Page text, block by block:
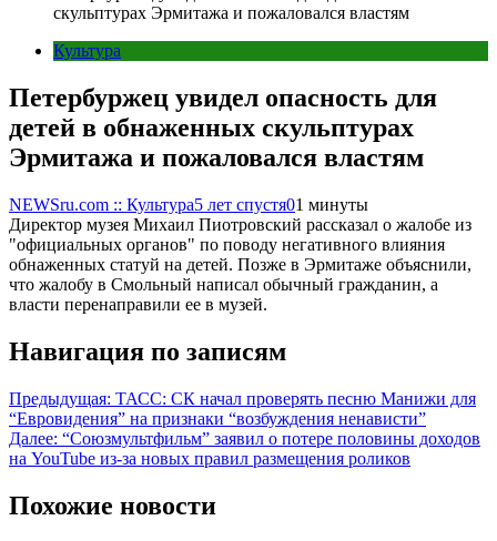
скульптурах Эрмитажа и пожаловался властям
Культура
Петербуржец увидел опасность для
детей в обнаженных скульптурах
Эрмитажа и пожаловался властям
NEWSru.com :: Культура5 лет спустя01 минуты
Директор музея Михаил Пиотровский рассказал о жалобе из
"официальных органов" по поводу негативного влияния
обнаженных статуй на детей. Позже в Эрмитаже объяснили,
что жалобу в Смольный написал обычный гражданин, а
власти перенаправили ее в музей.
Навигация по записям
Предыдущая: ТАСС: СК начал проверять песню Манижи для
“Евровидения” на признаки “возбуждения ненависти”
Далее: “Союзмультфильм” заявил о потере половины доходов
на YouTube из-за новых правил размещения роликов
Похожие новости